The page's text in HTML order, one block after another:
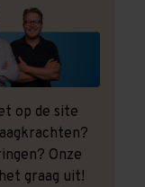
op de site
Onze
graag uit!